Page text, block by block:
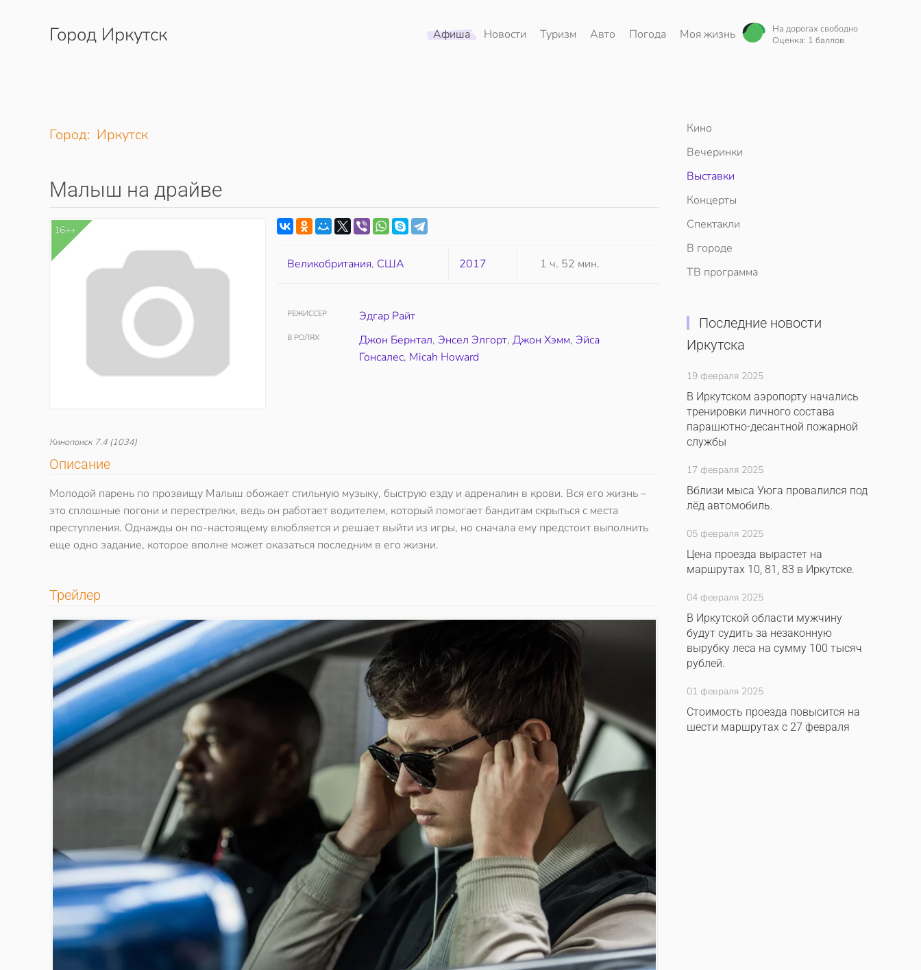
Перейти к содержимому
Город Иркутск Афиша Новости Туризм Авто Погода Моя жизнь
На дорогах свободно
Оценка: 1 баллов
Город: Иркутск
Малыш на драйве
16++
Кинопоиск 7.4 (1034)
Великобритания, США 2017 1 ч. 52 мин.
РЕЖИССЕР Эдгар Райт
В РОЛЯХ Джон Бернтал,Энсел Элгорт,Джон Хэмм,Эйса
Гонсалес, Micah Howard
Описание
Молодой парень по прозвищу Малыш обожает стильную музыку, быструю езду и адреналин в крови. Вся его жизнь –
это сплошные погони и перестрелки, ведь он работает водителем, который помогает бандитам скрыться с места
преступления. Однажды он по-настоящему влюбляется и решает выйти из игры, но сначала ему предстоит выполнить
еще одно задание, которое вполне может оказаться последним в его жизни.
Трейлер
Кино
Вечеринки
Выставки
Концерты
Спектакли
В городе
ТВ программа
Последние новости
Иркутска
19 февраля 2025
В Иркутском аэропорту начались
тренировки личного состава
парашютно-десантной пожарной
службы
17 февраля 2025
Вблизи мыса Уюга провалился под
лёд автомобиль.
05 февраля 2025
Цена проезда вырастет на
маршрутах 10, 81, 83 в Иркутске.
04 февраля 2025
В Иркутской области мужчину
будут судить за незаконную
вырубку леса на сумму 100 тысяч
рублей.
01 февраля 2025
Стоимость проезда повысится на
шести маршрутах с 27 февраля